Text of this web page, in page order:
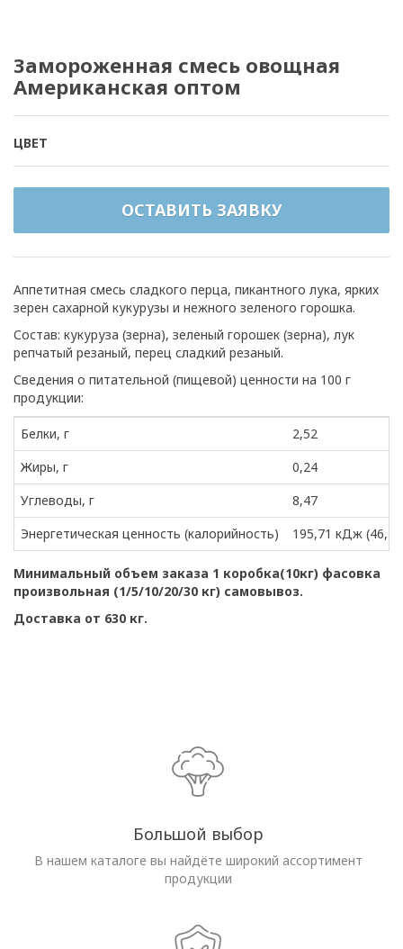
Замороженная смесь овощная
Американская оптом
ЦВЕТ
ОСТАВИТЬ ЗАЯВКУ
Аппетитная смесь сладкого перца, пикантного лука, ярких
зерен сахарной кукурузы и нежного зеленого горошка.
Состав: кукуруза (зерна), зеленый горошек (зерна), лук
репчатый резаный, перец сладкий резаный.
Сведения о питательной (пищевой) ценности на 100 г
продукции:
Белки, г
2,52
Жиры, г
0,24
Углеводы, г
8,47
Энергетическая ценность (калорийность)
195,71 кДж (46,12
Минимальный объем заказа 1 коробка(10кг) фасовка
произвольная (1/5/10/20/30 кг) самовывоз.
Доставка от 630 кг.
Большой выбор
В нашем каталоге вы найдёте широкий ассортимент
продукции